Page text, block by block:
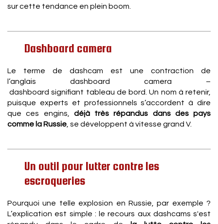
sur cette tendance en plein boom.
Dashboard camera
Le terme de dashcam est une contraction de
l’anglais dashboard camera –
dashboard signifiant tableau de bord. Un nom à retenir,
puisque experts et professionnels s’accordent à dire
que ces engins, déjà très répandus dans des pays
comme la Russie , se développent à vitesse grand V.
Un outil pour lutter contre les
escroqueries
Pourquoi une telle explosion en Russie, par exemple ?
L’explication est simple : le recours aux dashcams s'est